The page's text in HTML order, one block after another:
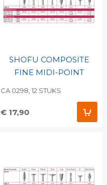
SHOFU COMPOSITE
FINE MIDI-POINT
CA 0298, 12 STUKS
€ 17,90